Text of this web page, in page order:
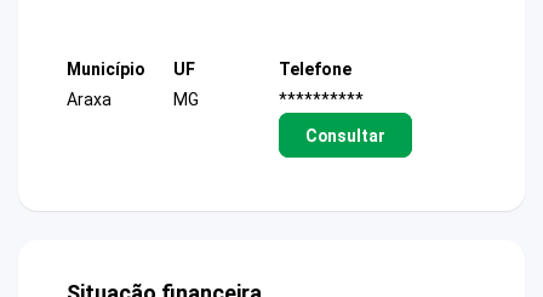
Município
Araxa
UF
MG
Telefone
**********
Consultar